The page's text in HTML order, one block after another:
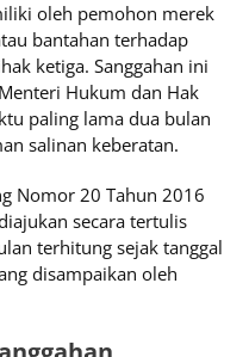
oleh pemohon merek
bantahan terhadap
ketiga. Sanggahan ini
Hukum dan Hak
paling lama dua bulan
salinan keberatan.
Nomor 20 Tahun 2016
secara tertulis
terhitung sejak tanggal
disampaikan oleh